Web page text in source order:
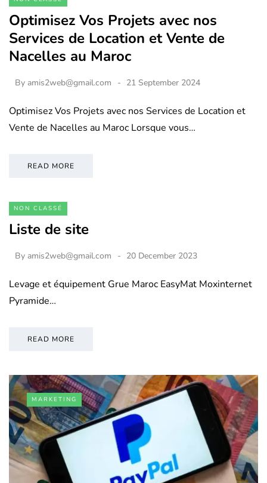
Optimisez Vos Projets avec nos
Services de Location et Vente de
Nacelles au Maroc
By amis2web@gmail.com 21 September 2024
Optimisez Vos Projets avec nos Services de Location et
Vente de Nacelles au Maroc Lorsque vous…
READ MORE
NON CLASSÉ
Liste de site
By amis2web@gmail.com 20 December 2023
Levage et équipement Grue Maroc EasyMat Moxinternet
Pyramide…
READ MORE
MARKETING